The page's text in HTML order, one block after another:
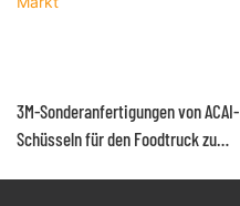
3M-Sonderanfertigungen von ACAI-
Schüsseln für den Foodtruck zum